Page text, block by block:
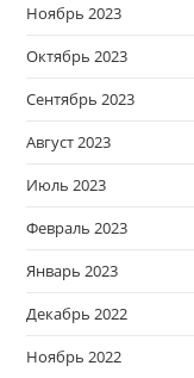
Ноябрь 2023
Октябрь 2023
Сентябрь 2023
Август 2023
Июль 2023
Февраль 2023
Январь 2023
Декабрь 2022
Ноябрь 2022